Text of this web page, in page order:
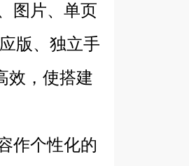
图片、单页
版、独立手
效，使搭建
作个性化的